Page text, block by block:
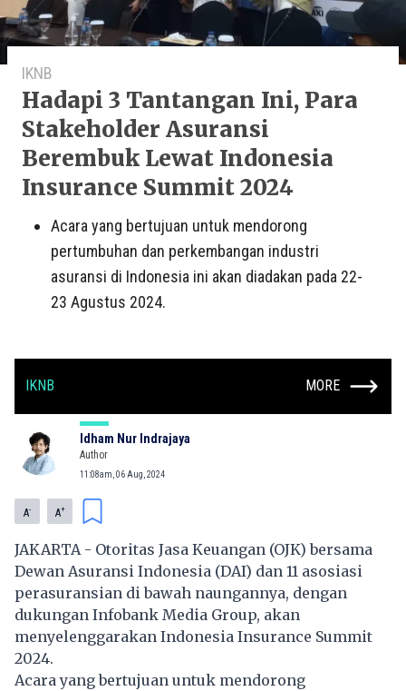
IKNB
Hadapi 3 Tantangan Ini, Para
Stakeholder Asuransi
Berembuk Lewat Indonesia
Insurance Summit 2024
Acara yang bertujuan untuk mendorong
pertumbuhan dan perkembangan industri
asuransi di Indonesia ini akan diadakan pada 22-
23 Agustus 2024.
IKNB MORE
Idham Nur Indrajaya
Author
11:08am, 06 Aug, 2024
A- A+
JAKARTA - Otoritas Jasa Keuangan (OJK) bersama
Dewan Asuransi Indonesia (DAI) dan 11 asosiasi
perasuransian di bawah naungannya, dengan
dukungan Infobank Media Group, akan
menyelenggarakan Indonesia Insurance Summit
2024.
Acara yang bertujuan untuk mendorong